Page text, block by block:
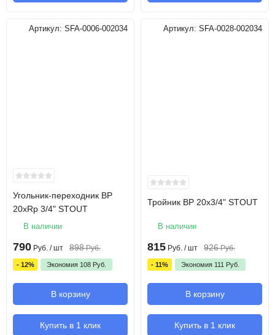
Артикул: SFA-0006-002034
Угольник-переходник ВР
20xRp 3/4" STOUT
В наличии
790 Руб. / шт 898 Руб.
- 12% Экономия 108 Руб.
В корзину
Купить в 1 клик
Артикул: SFA-0028-002034
Тройник ВР 20х3/4" STOUT
В наличии
815 Руб. / шт 926 Руб.
- 11% Экономия 111 Руб.
В корзину
Купить в 1 клик